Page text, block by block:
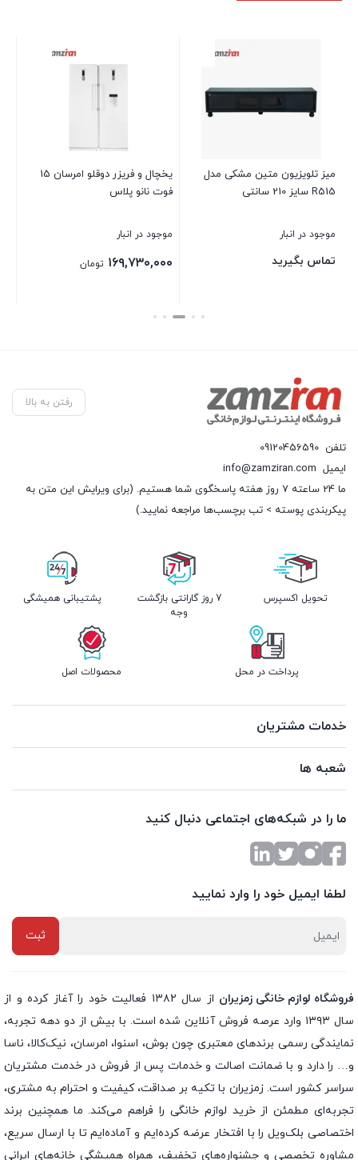
میز تلویزیون متین مشکی مدل
R515 سايز 210 سانتی
موجود در انبار
تماس بگیرید
يخچال و فريزر دوقلو امرسان 15
فوت نانو پلاس
موجود در انبار
۱۶۹,۷۳۰,۰۰۰ تومان
بستن
رفتن به بالا
تلفن 09120456590
ایمیل info@zamziran.com
ما 24 ساعته 7 روز هفته پاسخگوی شما هستیم. (برای ویرایش این متن به
پیکربندی پوسته > تب برچسب‌ها مراجعه نمایید.)
تحویل اکسپرس
7 روز گارانتی بازگشت
وجه
پشتیبانی همیشگی
پرداخت در محل محصولات اصل
خدمات مشتریان
شعبه ها
ما را در شبکه‌های اجتماعی دنبال کنید
لطفا ایمیل خود را وارد نمایید
فروشگاه لوازم خانگی زمزیران
از سال ۱۳۸۲ فعالیت خود را آغاز کرده و از
سال ۱۳۹۳ وارد عرصه فروش آنلاین شده است. با بیش از دو دهه تجربه،
نمایندگی رسمی برندهای معتبری چون بوش، اسنوا، امرسان، نیک‌کالا، ناسا
و… را دارد و با ضمانت اصالت و خدمات پس از فروش در خدمت مشتریان
سراسر کشور است. زمزیران با تکیه بر صداقت، کیفیت و احترام به مشتری،
تجربه‌ای مطمئن از خرید لوازم خانگی را فراهم می‌کند. ما همچنین برند
اختصاصی بلک‌ویل را با افتخار عرضه کرده‌ایم و آماده‌ایم تا با ارسال سریع،
مشاوره تخصصی و جشنواره‌های تخفیف، همراه همیشگی خانه‌های ایرانی